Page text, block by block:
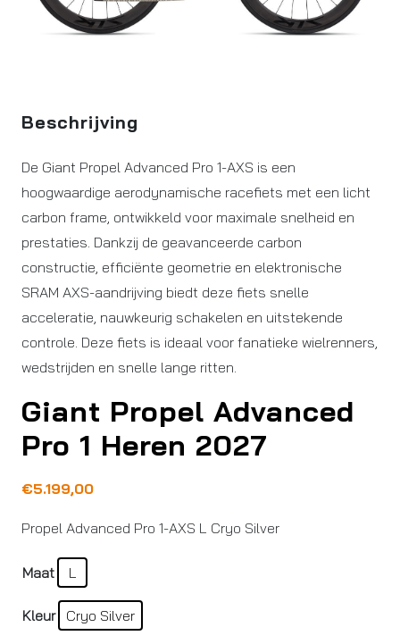
Beschrijving
De Giant Propel Advanced Pro 1-AXS is een
hoogwaardige aerodynamische racefiets met een licht
carbon frame, ontwikkeld voor maximale snelheid en
prestaties. Dankzij de geavanceerde carbon
constructie, efficiënte geometrie en elektronische
SRAM AXS-aandrijving biedt deze fiets snelle
acceleratie, nauwkeurig schakelen en uitstekende
controle. Deze fiets is ideaal voor fanatieke wielrenners,
wedstrijden en snelle lange ritten.
Giant Propel Advanced
Pro 1 Heren 2027
€5.199,00
Propel Advanced Pro 1-AXS L Cryo Silver
Maat L
Kleur Cryo Silver